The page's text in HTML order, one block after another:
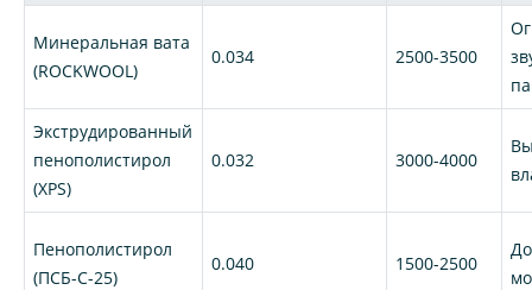
Минеральная вата
(ROCKWOOL)
0.034 2500-3500
Экструдированный
пенополистирол
(XPS)
0.032 3000-4000
Пенополистирол
(ПСБ-С-25)
0.040 1500-2500